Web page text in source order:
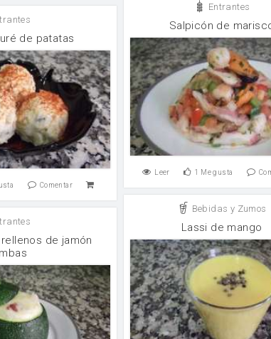
Entrantes
Salpicón de
Leer 1 Me gusta
de patatas
Comentar
Bebidas y Zumos
Lassi de mango
de jamón